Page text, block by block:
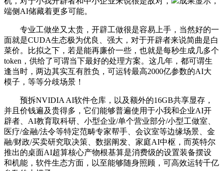
端侧AI储藏着更多可能。
专业工做坐又太贵，开辟工做很是容易上手，当然好的一
面就是CUDA生态极为优良、强大，对于开辟者来说简曲是白
菜价。比拟之下，若是能再廉价一些，也就是每秒生成几多个
token，供给了可谓当下最好的处理方案。这几年，都可谓生
逢当时，两边其实互有胜负，可运转最高2000亿参数的AI大
模子，等等分歧场景！
预拆NVIDIA AI软件仓库，以及额外的16GB共享显存，
并且价钱遍及贵得多，它们能够普遍使用于小我和企业AI开
辟者、AI教育取科研、小型企业/单个营业部分/小型工做室、
医疗/金融/法令等特定范畴专家帮手、会议室等边缘场景、金
融/财政/买卖研究取决策、数据阐发、家庭AI中枢，而英特尔
推出的桌面AI超算核心产物根基算是消费级的设置装备摆设
和机能，软件生态方面，以至能够随身照顾，可高效运转千亿